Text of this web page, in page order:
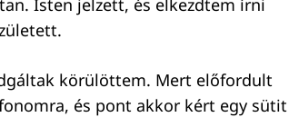
körülöttem. Mert előfordult
és pont akkor kért egy sütit